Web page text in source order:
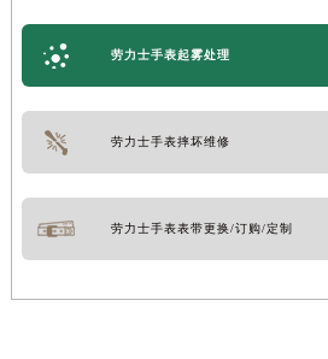
劳力士手表起雾处理
劳力士手表摔坏维修
劳力士手表表带更换/订购/定制